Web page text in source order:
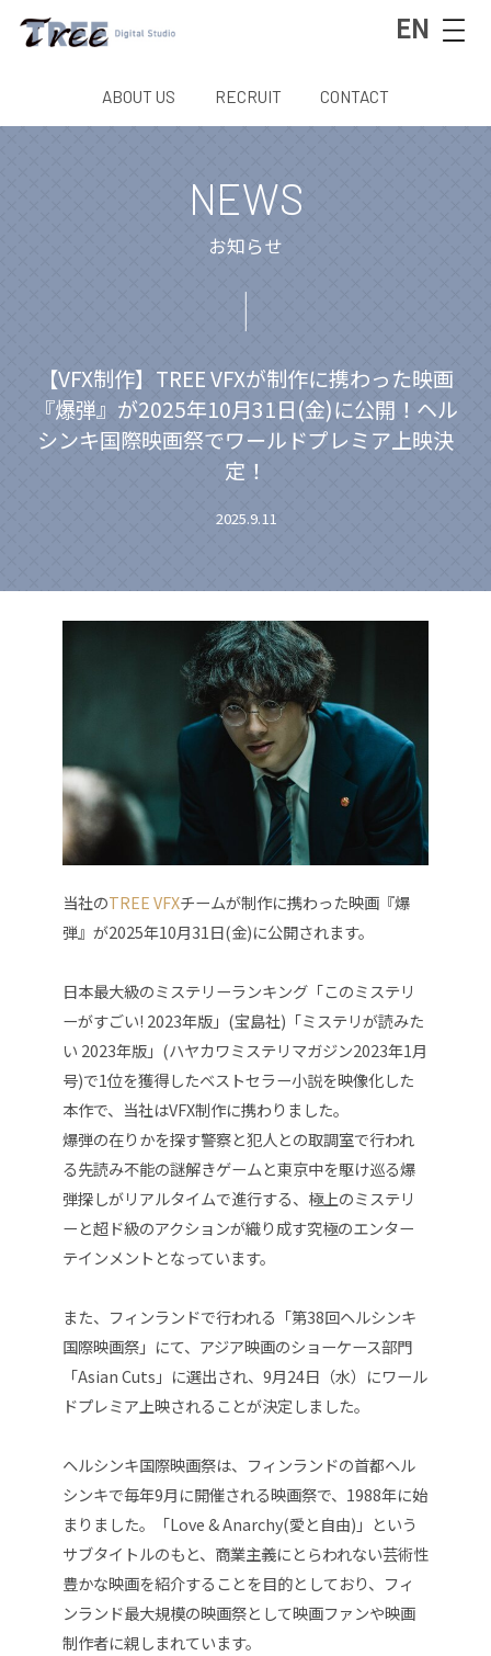
EN
ABOUT US RECRUIT CONTACT
NEWS
お知らせ
【VFX制作】TREE VFXが制作に携わった映画
『爆弾』が2025年10月31日(金)に公開！ヘル
シンキ国際映画祭でワールドプレミア上映決
定！
2025.9.11
当社のTREE VFXチームが制作に携わった映画『爆
弾』が2025年10月31日(金)に公開されます。
日本最大級のミステリーランキング「このミステリ
ーがすごい! 2023年版」(宝島社)「ミステリが読みた
い 2023年版」(ハヤカワミステリマガジン2023年1月
号)で1位を獲得したベストセラー小説を映像化した
本作で、当社はVFX制作に携わりました。
爆弾の在りかを探す警察と犯人との取調室で行われ
る先読み不能の謎解きゲームと東京中を駆け巡る爆
弾探しがリアルタイムで進行する、極上のミステリ
ーと超ド級のアクションが織り成す究極のエンター
テインメントとなっています。
また、フィンランドで行われる「第38回ヘルシンキ
国際映画祭」にて、アジア映画のショーケース部門
「Asian Cuts」に選出され、9月24日（水）にワール
ドプレミア上映されることが決定しました。
ヘルシンキ国際映画祭は、フィンランドの首都ヘル
シンキで毎年9月に開催される映画祭で、1988年に始
まりました。「Love & Anarchy(愛と自由)」という
サブタイトルのもと、商業主義にとらわれない芸術性
豊かな映画を紹介することを目的としており、フィ
ンランド最大規模の映画祭として映画ファンや映画
制作者に親しまれています。